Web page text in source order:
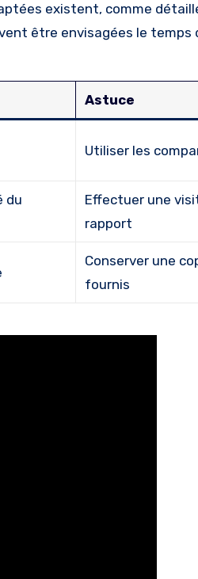
existent, comme
être envisagées le temps
Astuce
Utiliser les
du
Effectuer une
rapport
Conserver une
fournis